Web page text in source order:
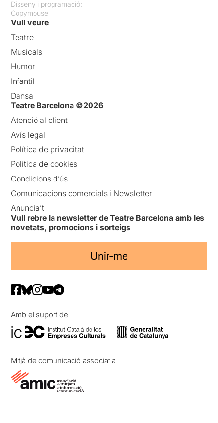
Disseny i programació:
Copymouse
Vull veure
Teatre
Musicals
Humor
Infantil
Dansa
Teatre Barcelona ©2026
Atenció al client
Avís legal
Política de privacitat
Política de cookies
Condicions d’ús
Comunicacions comercials i Newsletter
Anuncia’t
Vull rebre la newsletter de Teatre Barcelona amb les
novetats, promocions i sorteigs
Unir-me
Amb el suport de
Mitjà de comunicació associat a